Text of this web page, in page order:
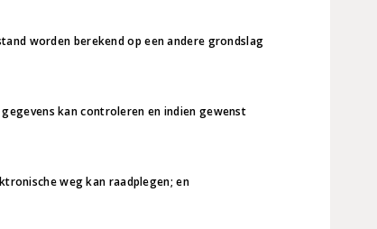
worden berekend op een andere grondslag
kan controleren en indien gewenst
weg kan raadplegen; en